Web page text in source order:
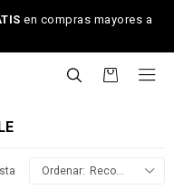
en compras mayores a

Recomendados